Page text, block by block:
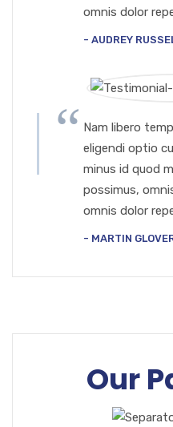
omnis dolor
AUDREY
Nam libero
eligendi optio
minus id quod
possimus,
omnis dolor
MARTIN
Our